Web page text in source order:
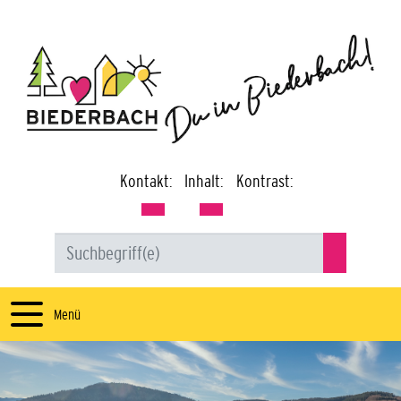
Kontakt: Inhalt: Kontrast:
Menü